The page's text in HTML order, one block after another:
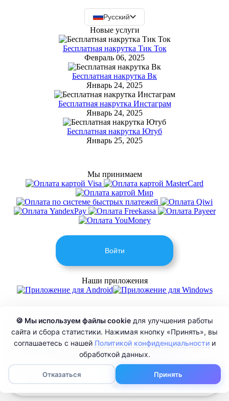
Русский
Новые услуги
Бесплатная накрутка Тик Ток
Февраль 06, 2025
Бесплатная накрутка Вк
Январь 24, 2025
Бесплатная накрутка Инстаграм
Январь 24, 2025
Бесплатная накрутка Ютуб
Январь 25, 2025
Мы принимаем
Войти
Наши приложения
Накрутка* - в целях соответствия запросам пользователей на сайте используются термины
«накрутка», «накрутить». Под этими терминами понимаются услуги покомплексному
продвижению и созданию социального сигналадля помощи в продвижении в интернете.
Юридическое толкование услуг приведено в
🍪 Мы используем файлы cookie для улучшения работы
сайта и сбора статистики. Нажимая кнопку «Принять», вы
соглашаетесь с нашей Политикой конфиденциальностии
обработкой данных.
Отказаться Принять